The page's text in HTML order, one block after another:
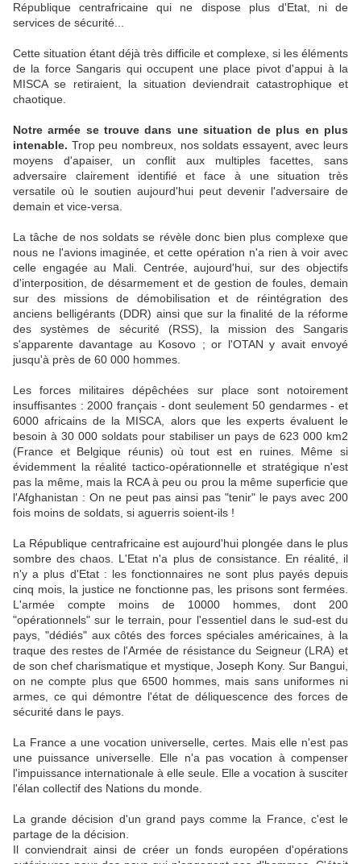
République centrafricaine qui ne dispose plus d'Etat, ni de
services de sécurité...
Cette situation étant déjà très difficile et complexe, si les éléments
de la force Sangaris qui occupent une place pivot d'appui à la
MISCA se retiraient, la situation deviendrait catastrophique et
chaotique.
Notre armée se trouve dans une situation de plus en plus
intenable. Trop peu nombreux, nos soldats essayent, avec leurs
moyens d'apaiser, un conflit aux multiples facettes, sans
adversaire clairement identifié et face à une situation très
versatile où le soutien aujourd'hui peut devenir l'adversaire de
demain et vice-versa.
La tâche de nos soldats se révèle donc bien plus complexe que
nous ne l'avions imaginée, et cette opération n'a rien à voir avec
celle engagée au Mali. Centrée, aujourd'hui, sur des objectifs
d'interposition, de désarmement et de gestion de foules, demain
sur des missions de démobilisation et de réintégration des
anciens belligérants (DDR) ainsi que sur la finalité de la réforme
des systèmes de sécurité (RSS), la mission des Sangaris
s'apparente davantage au Kosovo ; or l'OTAN y avait envoyé
jusqu'à près de 60 000 hommes.
Les forces militaires dépêchées sur place sont notoirement
insuffisantes : 2000 français - dont seulement 50 gendarmes - et
6000 africains de la MISCA, alors que les experts évaluent le
besoin à 30 000 soldats pour stabiliser un pays de 623 000 km2
(France et Belgique réunis) où tout est en ruines. Même si
évidemment la réalité tactico-opérationnelle et stratégique n'est
pas la même, mais la RCA à peu ou prou la même superficie que
l'Afghanistan : On ne peut pas ainsi pas "tenir" le pays avec 200
fois moins de soldats, si aguerris soient-ils !
La République centrafricaine est aujourd'hui plongée dans le plus
sombre des chaos. L'Etat n'a plus de consistance. En réalité, il
n'y a plus d'Etat : les fonctionnaires ne sont plus payés depuis
cinq mois, la justice ne fonctionne pas, les prisons sont fermées.
L'armée compte moins de 10000 hommes, dont 200
"opérationnels" sur le terrain, pour l'essentiel dans le sud-est du
pays, "dédiés" aux côtés des forces spéciales américaines, à la
traque des restes de l'Armée de résistance du Seigneur (LRA) et
de son chef charismatique et mystique, Joseph Kony. Sur Bangui,
on ne compte plus que 6500 hommes, mais sans uniformes ni
armes, ce qui démontre l'état de déliquescence des forces de
sécurité dans le pays.
La France a une vocation universelle, certes. Mais elle n'est pas
une puissance universelle. Elle n'a pas vocation à compenser
l'impuissance internationale à elle seule. Elle a vocation à susciter
l'élan collectif des Nations du monde.
La grande décision d'un grand pays comme la France, c'est le
partage de la décision.
Il conviendrait ainsi de créer un fonds européen d'opérations